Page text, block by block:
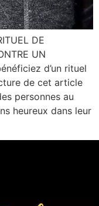
DE
UN
d’un rituel
de cet article
personnes au
heureux dans leur